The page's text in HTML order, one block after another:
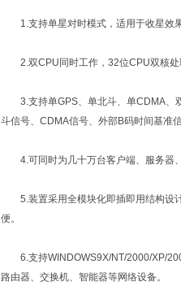
1.支持单星对时模式，适用于收星效
2.双CPU同时工作，32位CPU双核处
3.支持单GPS、单北斗、单CDMA、双
斗信号、CDMA信号、外部B码时间基准
4.可同时为几十万台客户端、服务器
5.装置采用全模块化即插即用结构设计
便。
6.支持WINDOWS9X/NT/2000/XP/
路由器、交换机、智能器等网络设备。